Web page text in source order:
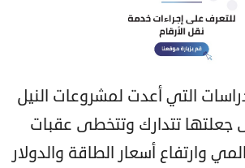
التي أعدت لمشروعات النيل
جعلتها تتدارك وتتخطى عقبات
وارتفاع أسعار الطاقة والدولار